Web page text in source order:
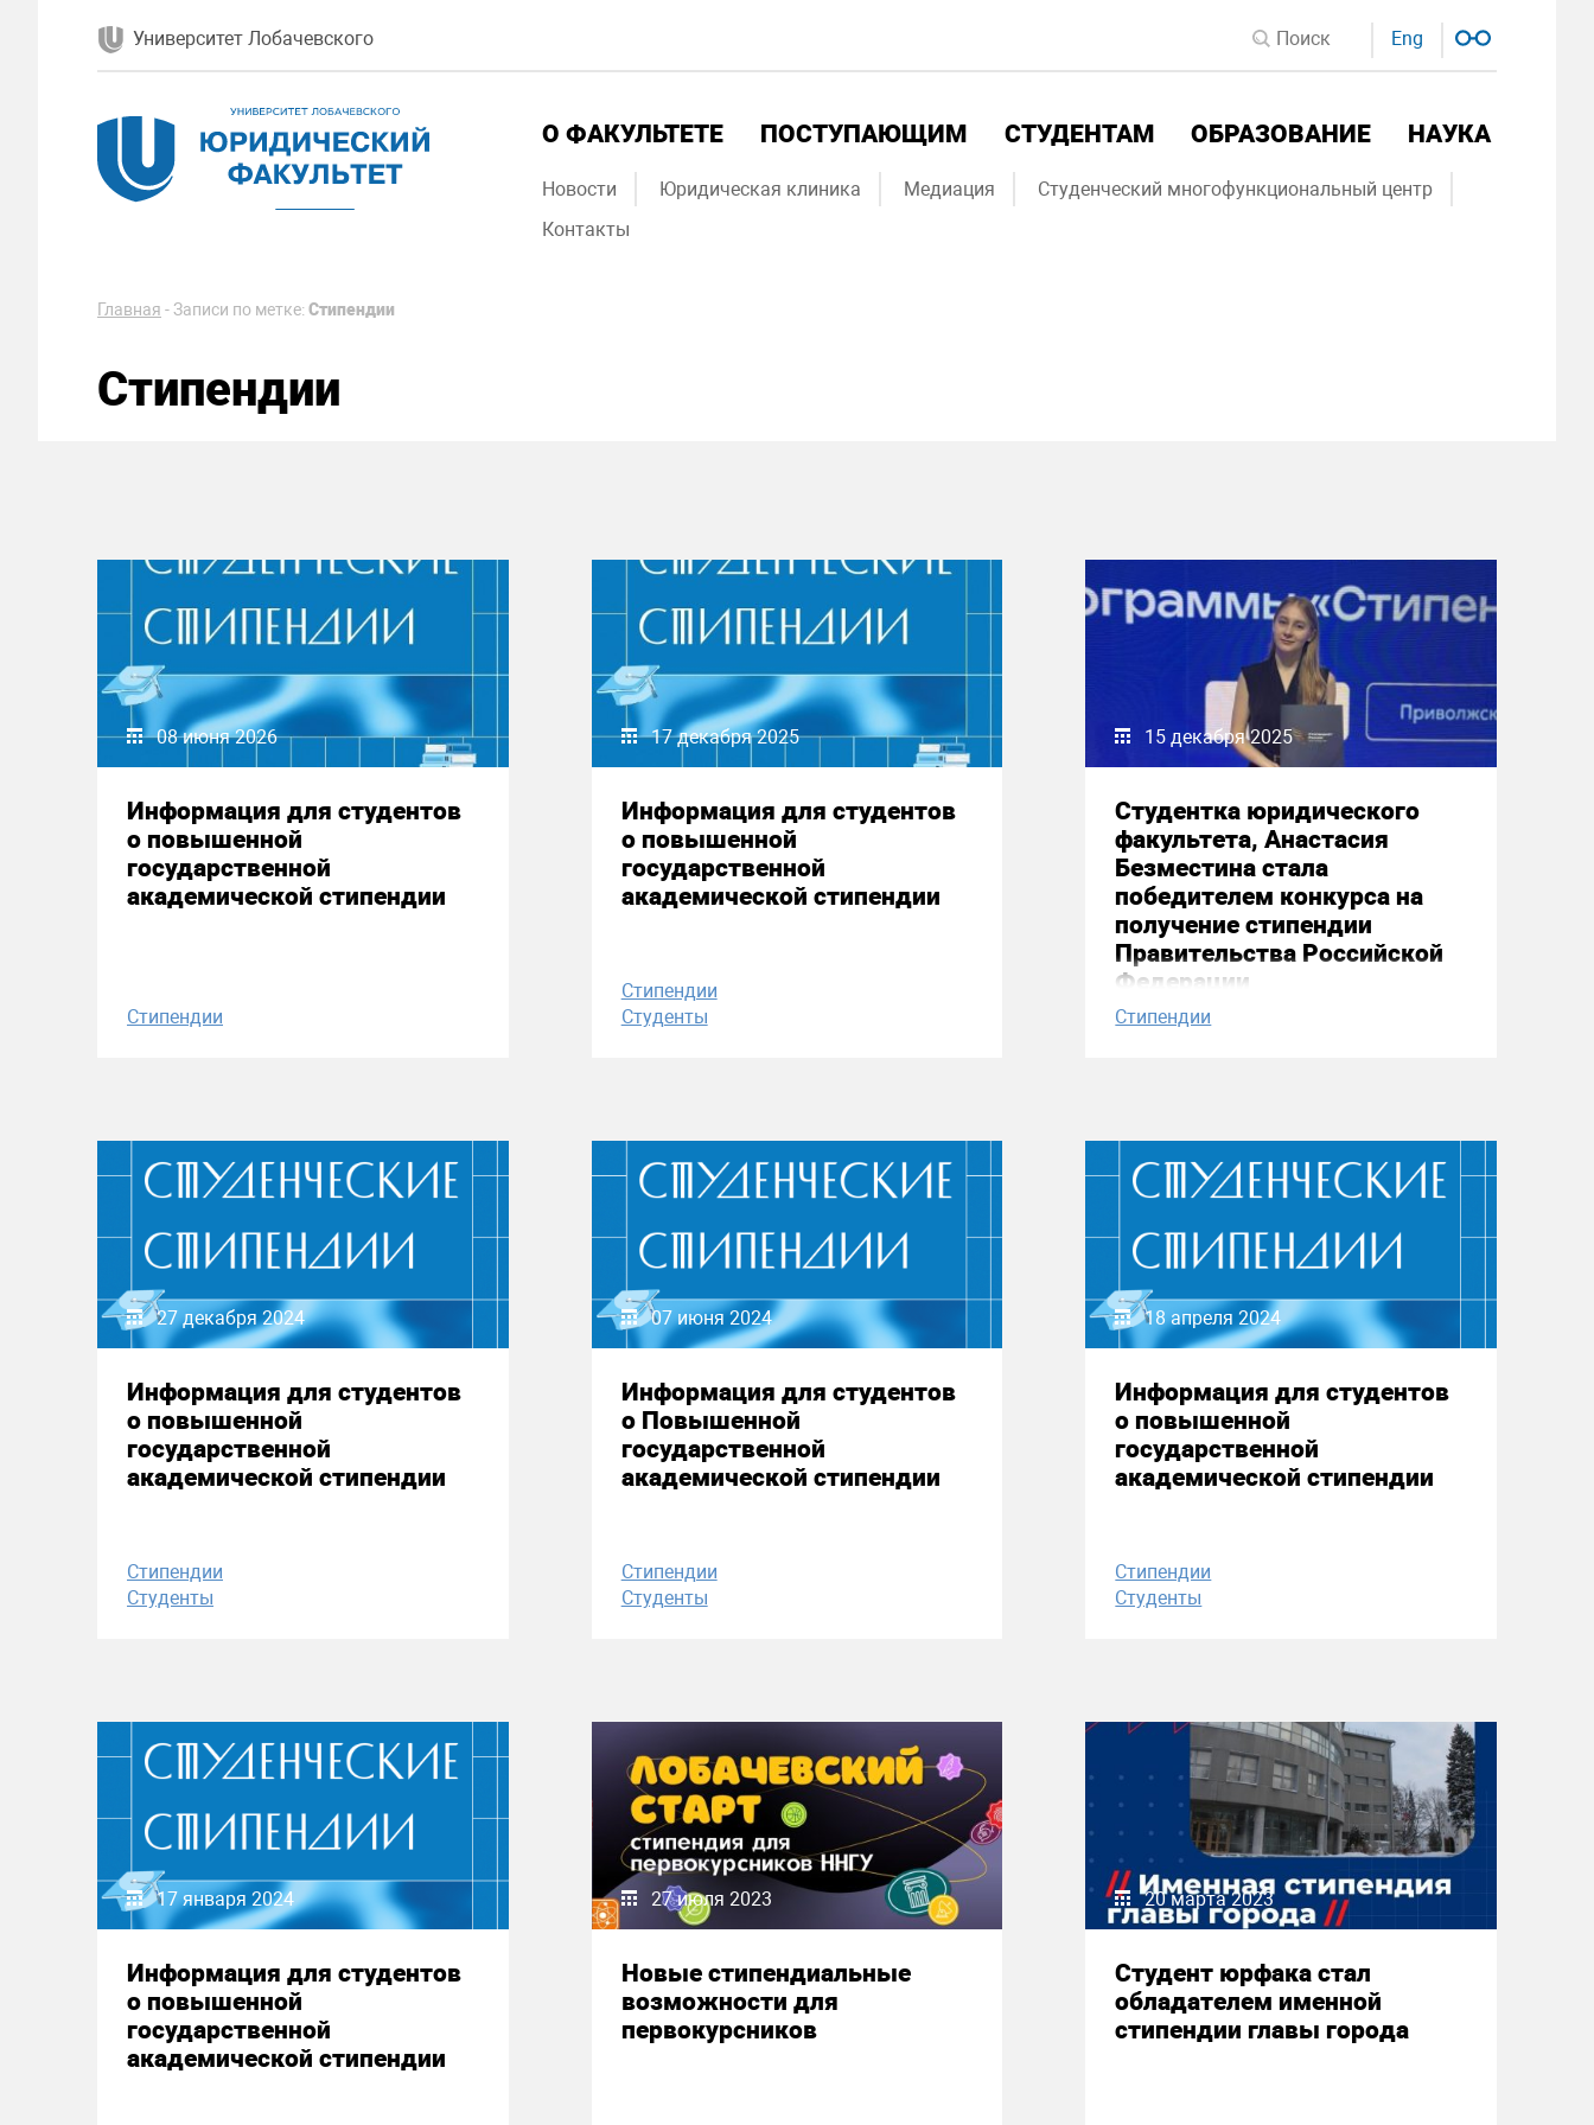
Университет Лобачевского Eng
О ФАКУЛЬТЕТЕ ПОСТУПАЮЩИМ СТУДЕНТАМ ОБРАЗОВАНИЕ НАУКА
Новости Юридическая клиника Медиация
Студенческий многофункциональный центр
Контакты
Главная -Записи по метке: Стипендии
Стипендии
08 июня 2026
Информация для студентов
о повышенной
государственной
академической стипендии
Стипендии
17 декабря 2025
Информация для студентов
о повышенной
государственной
академической стипендии
Стипендии
Студенты
15 декабря 2025
Студентка юридического
факультета, Анастасия
Безместина стала
победителем конкурса на
получение стипендии
Правительства Российской
Федерации
Стипендии
27 декабря 2024
Информация для студентов
о повышенной
государственной
академической стипендии
Стипендии
Студенты
07 июня 2024
Информация для студентов
о Повышенной
государственной
академической стипендии
Стипендии
Студенты
18 апреля 2024
Информация для студентов
о повышенной
государственной
академической стипендии
Стипендии
Студенты
17 января 2024
Информация для студентов
о повышенной
государственной
академической стипендии
27 июля 2023
Новые стипендиальные
возможности для
первокурсников
20 марта 2023
Студент юрфака стал
обладателем именной
стипендии главы города